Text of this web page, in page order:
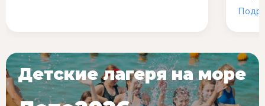
Детские лагеря на море